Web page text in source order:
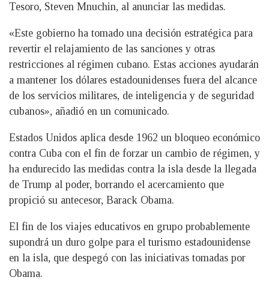
Tesoro, Steven Mnuchin, al anunciar las medidas.
«Este gobierno ha tomado una decisión estratégica para
revertir el relajamiento de las sanciones y otras
restricciones al régimen cubano. Estas acciones ayudarán
a mantener los dólares estadounidenses fuera del alcance
de los servicios militares, de inteligencia y de seguridad
cubanos», añadió en un comunicado.
Estados Unidos aplica desde 1962 un bloqueo económico
contra Cuba con el fin de forzar un cambio de régimen, y
ha endurecido las medidas contra la isla desde la llegada
de Trump al poder, borrando el acercamiento que
propició su antecesor, Barack Obama.
El fin de los viajes educativos en grupo probablemente
supondrá un duro golpe para el turismo estadounidense
en la isla, que despegó con las iniciativas tomadas por
Obama.